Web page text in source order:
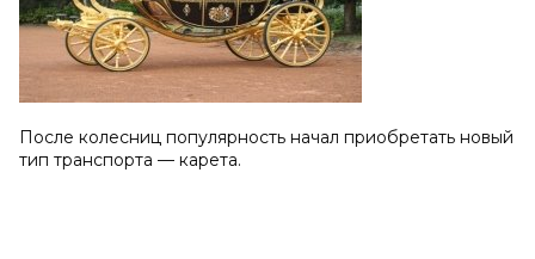
После колесниц популярность начал приобретать новый
тип транспорта — карета.